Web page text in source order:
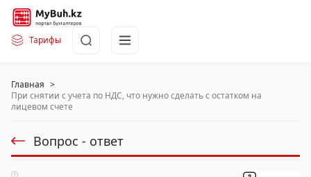
Тарифы
Главная >
При снятии с учета по НДС, что нужно сделать с остатком на
лицевом счете
Вопрос - ответ